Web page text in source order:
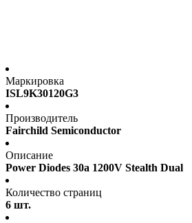
Маркировка
ISL9K30120G3
Производитель
Fairchild Semiconductor
Описание
Power Diodes 30a 1200V Stealth Dual
Количество страниц
6 шт.